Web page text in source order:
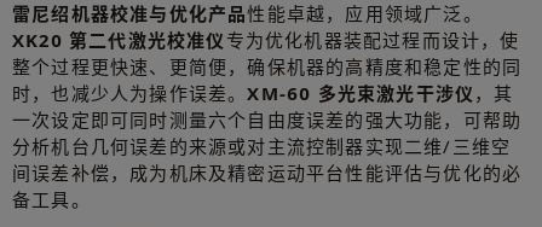
雷尼绍机器校准与优化产品性能卓越，应用领域广泛。
XK20 第二代激光校准仪 专为优化机器装配过程而设计，使
整个过程更快速、更简便，确保机器的高精度和稳定性的同
时，也减少人为操作误差。XM-60 多光束激光干涉仪 ，其
一次设定即可同时测量六个自由度误差的强大功能，可帮助
分析机台几何误差的来源或对主流控制器实现二维/三维空
间误差补偿，成为机床及精密运动平台性能评估与优化的必
备工具。